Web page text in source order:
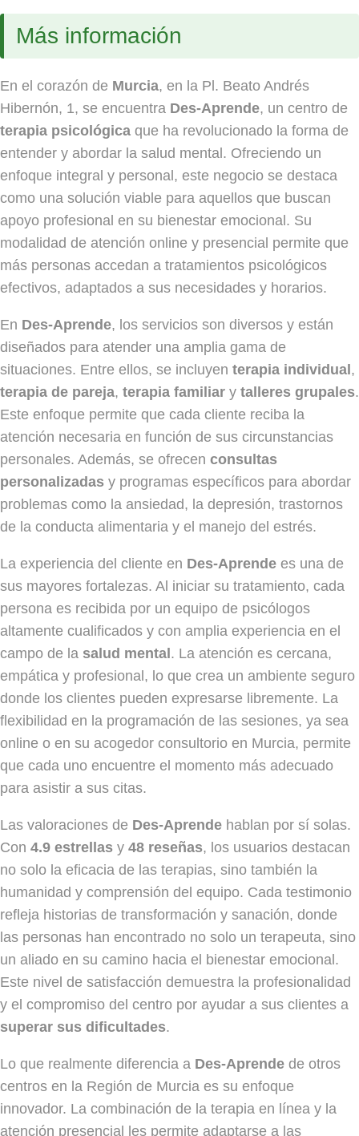
Más información
En el corazón de Murcia, en la Pl. Beato Andrés
Hibernón, 1, se encuentra Des-Aprende, un centro de
terapia psicológica que ha revolucionado la forma de
entender y abordar la salud mental. Ofreciendo un
enfoque integral y personal, este negocio se destaca
como una solución viable para aquellos que buscan
apoyo profesional en su bienestar emocional. Su
modalidad de atención online y presencial permite que
más personas accedan a tratamientos psicológicos
efectivos, adaptados a sus necesidades y horarios.
En Des-Aprende, los servicios son diversos y están
diseñados para atender una amplia gama de
situaciones. Entre ellos, se incluyen terapia individual,
terapia de pareja, terapia familiar y talleres grupales.
Este enfoque permite que cada cliente reciba la
atención necesaria en función de sus circunstancias
personales. Además, se ofrecen consultas
personalizadas y programas específicos para abordar
problemas como la ansiedad, la depresión, trastornos
de la conducta alimentaria y el manejo del estrés.
La experiencia del cliente en Des-Aprende es una de
sus mayores fortalezas. Al iniciar su tratamiento, cada
persona es recibida por un equipo de psicólogos
altamente cualificados y con amplia experiencia en el
campo de la salud mental. La atención es cercana,
empática y profesional, lo que crea un ambiente seguro
donde los clientes pueden expresarse libremente. La
flexibilidad en la programación de las sesiones, ya sea
online o en su acogedor consultorio en Murcia, permite
que cada uno encuentre el momento más adecuado
para asistir a sus citas.
Las valoraciones de Des-Aprende hablan por sí solas.
Con 4.9 estrellas y 48 reseñas, los usuarios destacan
no solo la eficacia de las terapias, sino también la
humanidad y comprensión del equipo. Cada testimonio
refleja historias de transformación y sanación, donde
las personas han encontrado no solo un terapeuta, sino
un aliado en su camino hacia el bienestar emocional.
Este nivel de satisfacción demuestra la profesionalidad
y el compromiso del centro por ayudar a sus clientes a
superar sus dificultades.
Lo que realmente diferencia a Des-Aprende de otros
centros en la Región de Murcia es su enfoque
innovador. La combinación de la terapia en línea y la
atención presencial les permite adaptarse a las